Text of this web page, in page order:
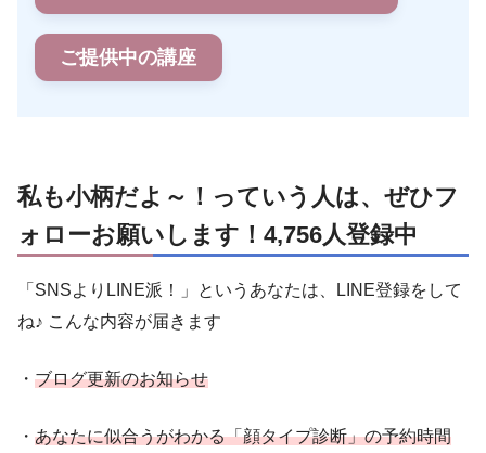
ご提供中の講座
私も小柄だよ～！っていう人は、ぜひフ
ォローお願いします！4,756人登録中
「SNSよりLINE派！」というあなたは、LINE登録をして
ね♪ こんな内容が届きます
・ ブログ更新のお知らせ
・ あなたに似合うがわかる「顔タイプ診断」の予約時間